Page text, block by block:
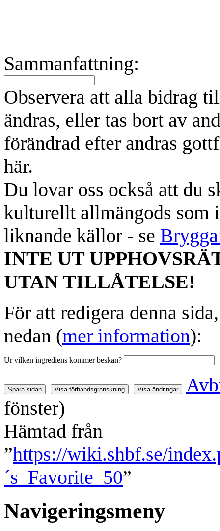
Sammanfattning:
Observera att alla bidrag
ändras, eller tas bort av
förändrad efter andras
här.
Du lovar oss också att du
kulturellt allmängods som
liknande källor - se
INTE UT
UTAN TILLÅTELSE!
För att redigera denna
nedan (mer information):
Ur vilken ingrediens kommer beskan?
fönster)
Hämtad från
”https://wiki.shbf.se/
´s_Favorite_50”
Navigeringsmeny